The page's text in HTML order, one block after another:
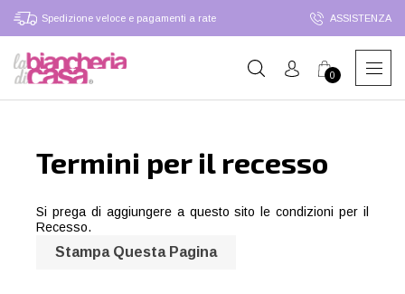
Spedizione veloce e pagamenti a rate ASSISTENZA
0
Termini per il recesso
Si prega di aggiungere a questo sito le condizioni per il
Recesso.